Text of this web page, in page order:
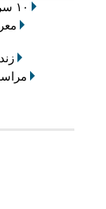
۱۰ سریال مشابه چیزهای عجیب که ارزش تماشا دارند